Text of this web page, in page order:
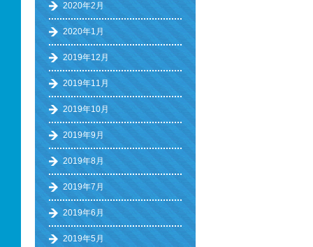
2020年2月
2020年1月
2019年12月
2019年11月
2019年10月
2019年9月
2019年8月
2019年7月
2019年6月
2019年5月